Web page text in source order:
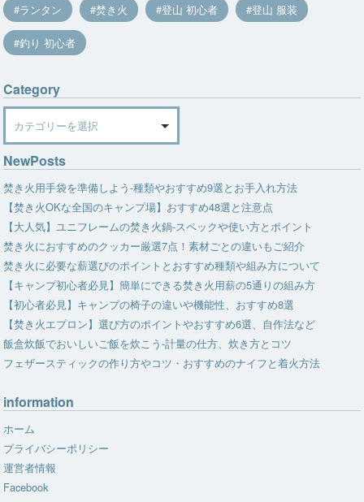
ランタン 焚き火 登山 初心者 登山 服装
釣り 初心者
Category
Category
NewPosts
焚き火用手袋を準備しよう-種類やおすすめ9選とお手入れ方法
【焚き火OKな全国のキャンプ場】おすすめ48選と注意点
【大人気】ユニフレームの焚き火鍋-スペックや使い方とポイント
焚き火におすすめのクッカー厳選7点！素材ごとの違いもご紹介
焚き火に必要な薪選びのポイントとおすすめ種類や組み方について
【キャンプ初心者必見】簡単にできる焚き火用薪の5通りの組み方
【初心者必見】キャンプの椅子の違いや機能性、おすすめ8選
【焚き火エプロン】選び方のポイントやおすすめ6選、自作法など
飯盒炊飯でおいしいご飯を炊こう-計量の仕方、炊き方とコツ
フェザースティックの作り方やコツ・おすすめのナイフと着火方法
information
ホーム
プライバシーポリシー
運営者情報
Facebook